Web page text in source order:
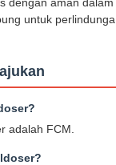
untuk
adalah FCM.